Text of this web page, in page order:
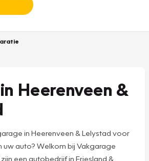
Heerenveen &
in Heerenveen & Lelystad voor
uw auto? Welkom bij Vakgarage
een autobedrijf in Friesland &